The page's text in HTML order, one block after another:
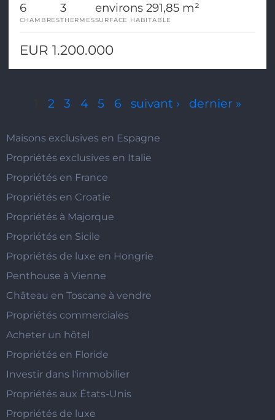
6
CHAMBRES
3
THERMES
environs 291,85 m²
SURFACE HABITABLE
EUR 1.200.000
2 3 4 5 6 suivant › dernier »
Maisons exclusives en Espagne
Propriétés exclusives en Italie
Propriétés en France
Propriétés en Croatie
Propriétés à Majorque
Propriétés en Sicile
Propriétés de luxe en Hongrie
Penthouse à Vienne
Château en Toscane à vendre
Propriétés commerciales
Acheter un hôtel
Propriétés en Floride
Investir dans l'immobilier
Propriétés aux États-Unis
Propriétés de luxe